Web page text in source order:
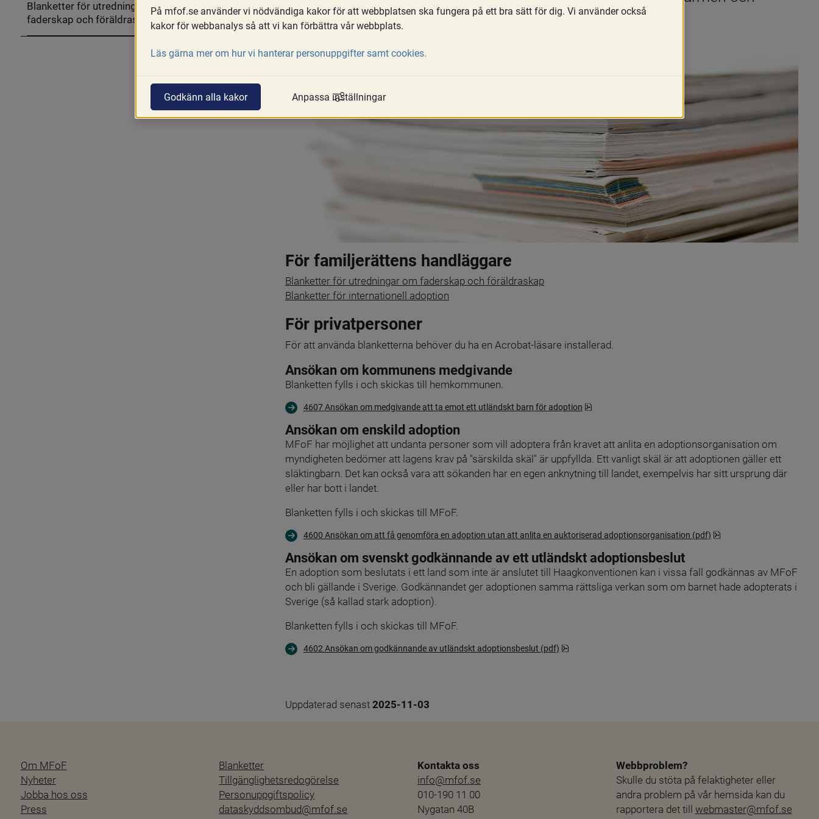
skrivas ut.
För familjerättens handläggare
Blanketter för utredningar om faderskap och föräldraskap
Blanketter för internationell adoption
För privatpersoner
För att använda blanketterna behöver du ha en Acrobat-läsare installerad.
Ansökan om kommunens medgivande
Blanketten fylls i och skickas till hemkommunen.
4607 Ansökan om medgivande att ta emot ett utländskt barn för adoption pdf, 1 MB.
Ansökan om enskild adoption
MFoF har möjlighet att undanta personer som vill adoptera från kravet att anlita en adoptionsorganisation om
myndigheten bedömer att lagens krav på "särskilda skäl" är uppfyllda. Ett vanligt skäl är att adoptionen gäller ett
släktingbarn. Det kan också vara att sökanden har en egen anknytning till landet, exempelvis har sitt ursprung där
eller har bott i landet.
Blanketten fylls i och skickas till MFoF.
4600 Ansökan om att få genomföra en adoption utan att anlita en auktoriserad adoptionsorganisation (pdf) pdf, 1.1 MB.
Ansökan om svenskt godkännande av ett utländskt adoptionsbeslut
En adoption som beslutats i ett land som inte är anslutet till Haagkonventionen kan i vissa fall godkännas av MFoF
och bli gällande i Sverige. Godkännandet ger adoptionen samma rättsliga verkan som om barnet hade adopterats i
Sverige (så kallad stark adoption).
Blanketten fylls i och skickas till MFoF.
4602 Ansökan om godkännande av utländskt adoptionsbeslut (pdf) pdf, 1.6 MB.
internationell
adoption
Blanketter för utredningar om
faderskap och föräldraskap
Fäll
ut
utredningar
och
Uppdaterad senast 2025-11-03
Om MFoF
Nyheter
Jobba hos oss
Press
Blanketter
Tillgänglighetsredogörelse
Personuppgiftspolicy
dataskyddsombud@mfof.se
Kontakta oss
info@mfof.se
010-190 11 00
Nygatan 40B
Webbproblem?
Skulle du stöta på felaktigheter eller
andra problem på vår hemsida kan du
rapportera det till webmaster@mfof.se
På mfof.se använder vi nödvändiga kakor för att webbplatsen ska fungera på ett bra sätt för dig. Vi använder också
kakor för webbanalys så att vi kan förbättra vår webbplats.
Läs gärna mer om hur vi hanterar personuppgifter samt cookies.
Godkänn alla kakor Anpassa inställningar